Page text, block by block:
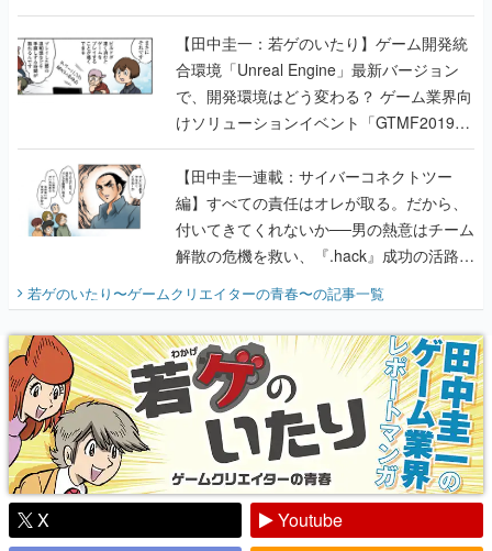
で、開発環境はどう変わる？ ゲーム業界向
けソリューションイベント「GTMF2019」
に行って、より理解を深めよう【PR】
【田中圭一連載：サイバーコネクトツー
編】すべての責任はオレが取る。だから、
付いてきてくれないか──男の熱意はチーム
解散の危機を救い、『.hack』成功の活路を
開く。業界の快男児・松山 洋に流れる血は
『少年ジャンプ』色だった【若ゲのいた
り】
若ゲのいたり〜ゲームクリエイターの青春〜の記事一覧
X
Youtube
Discord
RSS